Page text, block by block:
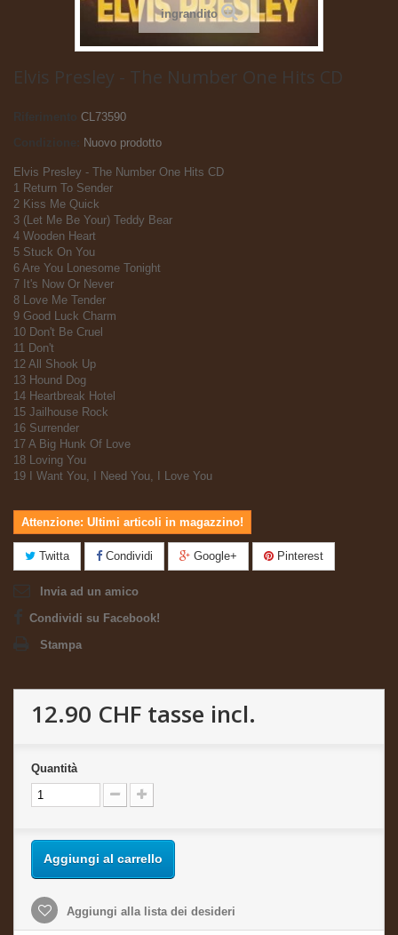
ingrandito
Elvis Presley - The Number One Hits CD
Riferimento
CL73590
Nuovo prodotto
Elvis Presley - The Number One Hits CD
1 Return To Sender
2 Kiss Me Quick
3 (Let Me Be Your) Teddy Bear
4 Wooden Heart
5 Stuck On You
6 Are You Lonesome Tonight
7 It's Now Or Never
8 Love Me Tender
9 Good Luck Charm
10 Don't Be Cruel
11 Don't
12 All Shook Up
13 Hound Dog
14 Heartbreak Hotel
15 Jailhouse Rock
16 Surrender
17 A Big Hunk Of Love
18 Loving You
19 I Want You, I Need You, I Love You
Attenzione: Ultimi articoli in magazzino!
Twitta Condividi Google+ Pinterest
Invia ad un amico
Condividi su Facebook!
Stampa
12.90 CHF tasse incl.
Quantità
Aggiungi al carrello
Aggiungi alla lista dei desideri